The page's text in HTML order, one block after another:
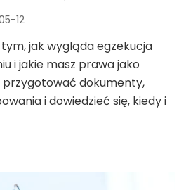
12
jak wygląda egzekucja
i jakie masz prawa jako
przygotować dokumenty,
i dowiedzieć się, kiedy i